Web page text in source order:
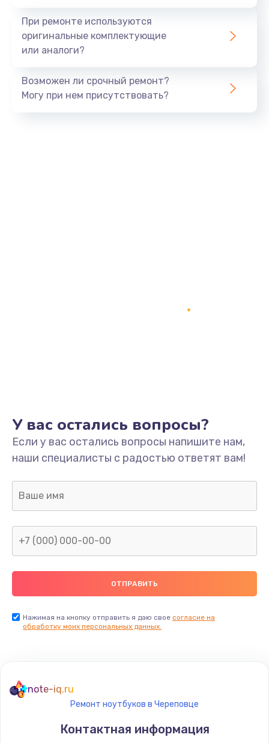
При ремонте используются
оригинальные комплектующие
или аналоги?
Возможен ли срочный ремонт?
Могу при нем присутствовать?
У вас остались вопросы?
Если у вас остались вопросы напишите нам,
наши специалисты с радостью ответят вам!
Нажимая на кнопку отправить я даю свое согласие на
обработку моих персональных данных.
note-iq.ru
Ремонт ноутбуков в Череповце
Контактная информация